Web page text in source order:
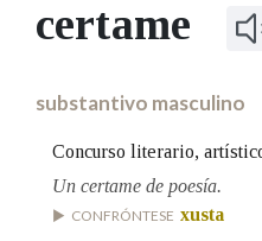
Facebook
TwitterYoutubeInstagram
Bluesky
BUSCAR NOS LEMAS
certame
substantivo masculino
Concurso literario,
Un certame de poesía.
CONFRÓNTESE xusta